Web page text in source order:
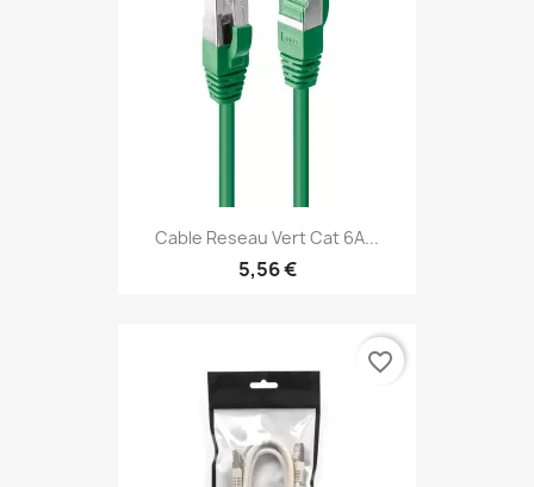
Cable Reseau Vert Cat 6A...
5,56 €
favorite_border